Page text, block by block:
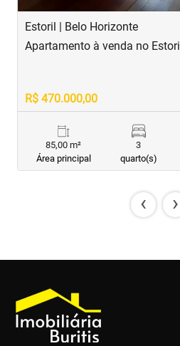
Estoril | Belo Horizonte
Apartamento à venda no Estoril
R$ 470.000,00
85,00 m²
Área principal
3
quarto(s)
‹ ›